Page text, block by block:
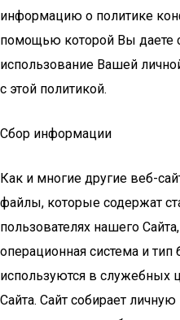
информацию о политике
помощью которой Вы даете
использование Вашей
с этой политикой.
Сбор информации
Как и многие другие веб-
файлы, которые содержат
пользователях нашего
операционная система и
используются в служебных
Сайта. Сайт собирает